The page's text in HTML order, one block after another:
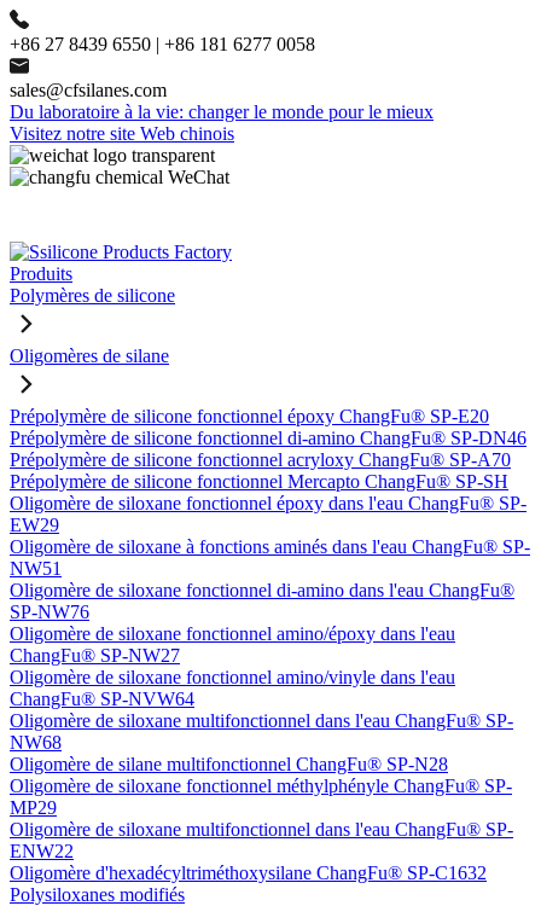
+86 27 8439 6550 | +86 181 6277 0058
sales@cfsilanes.com
Du laboratoire à la vie: changer le monde pour le mieux
Visitez notre site Web chinois
Produits
Polymères de silicone
Oligomères de silane
Prépolymère de silicone fonctionnel époxy ChangFu® SP-E20
Prépolymère de silicone fonctionnel di-amino ChangFu® SP-DN46
Prépolymère de silicone fonctionnel acryloxy ChangFu® SP-A70
Prépolymère de silicone fonctionnel Mercapto ChangFu® SP-SH
Oligomère de siloxane fonctionnel époxy dans l'eau ChangFu® SP-
EW29
Oligomère de siloxane à fonctions aminés dans l'eau ChangFu® SP-
NW51
Oligomère de siloxane fonctionnel di-amino dans l'eau ChangFu®
SP-NW76
Oligomère de siloxane fonctionnel amino/époxy dans l'eau
ChangFu® SP-NW27
Oligomère de siloxane fonctionnel amino/vinyle dans l'eau
ChangFu® SP-NVW64
Oligomère de siloxane multifonctionnel dans l'eau ChangFu® SP-
NW68
Oligomère de silane multifonctionnel ChangFu® SP-N28
Oligomère de siloxane fonctionnel méthylphényle ChangFu® SP-
MP29
Oligomère de siloxane multifonctionnel dans l'eau ChangFu® SP-
ENW22
Oligomère d'hexadécyltriméthoxysilane ChangFu® SP-C1632
Polysiloxanes modifiés